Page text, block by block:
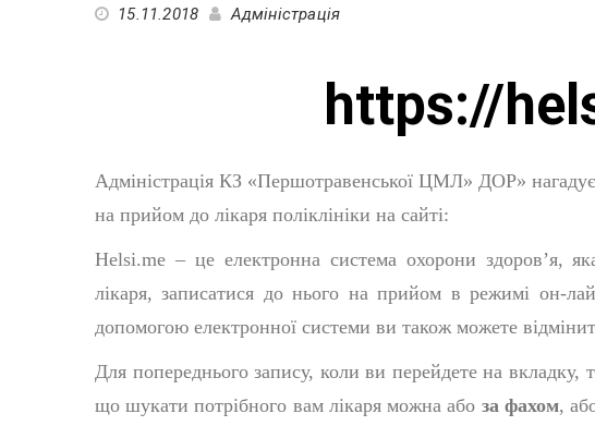
15.11.2018 Адміністрація
https://
Адміністрація КЗ «Першотравенської ЦМЛ» ДОР»
на прийом до лікаря поліклініки на сайті:
Helsi.me – це електронна система охорони здоров’я,
лікаря, записатися до нього на прийом в режимі он-
допомогою електронної системи ви також можете
Для попереднього запису, коли ви перейдете на вкладку,
що шукати потрібного вам лікаря можна або за фахом,